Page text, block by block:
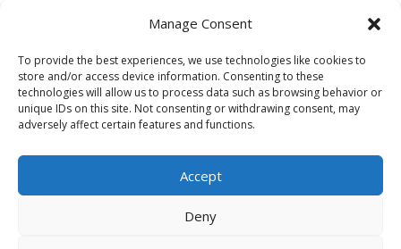
Manage Consent
To provide the best experiences, we use technologies like cookies to
store and/or access device information. Consenting to these
technologies will allow us to process data such as browsing behavior or
unique IDs on this site. Not consenting or withdrawing consent, may
adversely affect certain features and functions.
Accept
Deny
пунктуационни правила
26 февруари 2022
Диктовка на български език в Microsoft Outlook с
22 февруари 2022